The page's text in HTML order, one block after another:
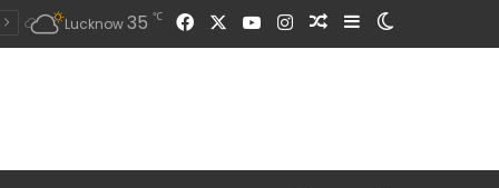
Lucknow35 ℃ FacebookYouTubeInstagram
Random Article
Sidebar